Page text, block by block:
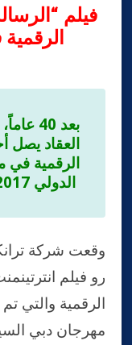
فيلم
بعد
العقاد يصل
الرقمية في
الدولي 2017
وقعت شركة
رو فيلم
مهرجان دبي